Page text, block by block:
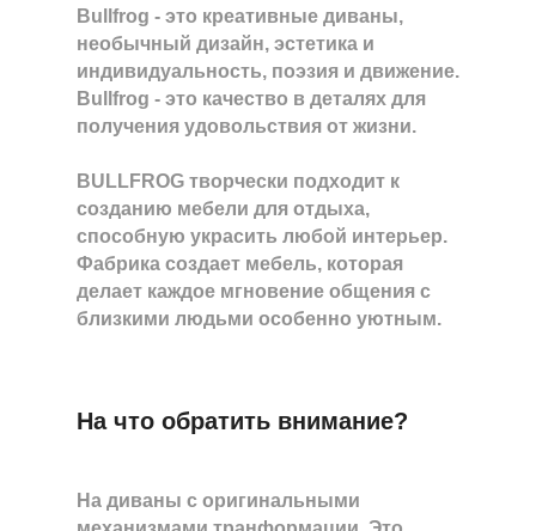
Bullfrog - это креативные диваны,
необычный дизайн, эстетика и
индивидуальность, поэзия и движение.
Bullfrog - это качество в деталях для
получения удовольствия от жизни.
BULLFROG творчески подходит к
созданию мебели для отдыха,
способную украсить любой интерьер.
Фабрика создает мебель, которая
делает каждое мгновение общения с
близкими людьми особенно уютным.
На что обратить внимание?
На диваны с оригинальными